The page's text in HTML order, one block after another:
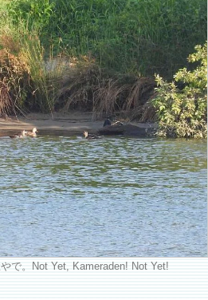
で。Not Yet, Kameraden! Not Yet!